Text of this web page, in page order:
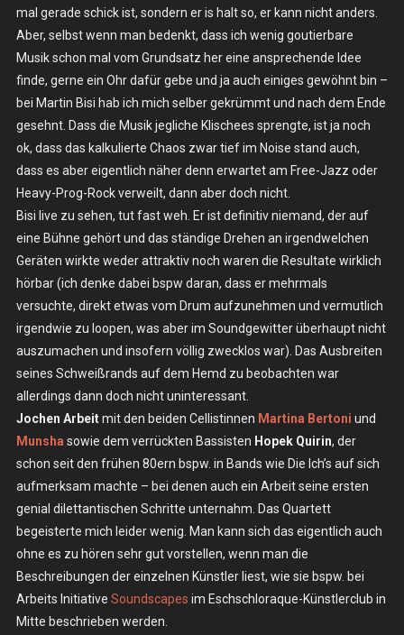
mal gerade schick ist, sondern er is halt so, er kann nicht anders.
Aber, selbst wenn man bedenkt, dass ich wenig goutierbare
Musik schon mal vom Grundsatz her eine ansprechende Idee
finde, gerne ein Ohr dafür gebe und ja auch einiges gewöhnt bin –
bei Martin Bisi hab ich mich selber gekrümmt und nach dem Ende
gesehnt. Dass die Musik jegliche Klischees sprengte, ist ja noch
ok, dass das kalkulierte Chaos zwar tief im Noise stand auch,
dass es aber eigentlich näher denn erwartet am Free-Jazz oder
Heavy-Prog-Rock verweilt, dann aber doch nicht.
Bisi live zu sehen, tut fast weh. Er ist definitiv niemand, der auf
eine Bühne gehört und das ständige Drehen an irgendwelchen
Geräten wirkte weder attraktiv noch waren die Resultate wirklich
hörbar (ich denke dabei bspw daran, dass er mehrmals
versuchte, direkt etwas vom Drum aufzunehmen und vermutlich
irgendwie zu loopen, was aber im Soundgewitter überhaupt nicht
auszumachen und insofern völlig zwecklos war). Das Ausbreiten
seines Schweißrands auf dem Hemd zu beobachten war
allerdings dann doch nicht uninteressant.
Jochen Arbeitmit den beiden Cellistinnen Martina Bertoni und
Munsha sowie dem verrückten Bassisten Hopek Quirin, der
schon seit den frühen 80ern bspw. in Bands wie Die Ich’s auf sich
aufmerksam machte – bei denen auch ein Arbeit seine ersten
genial dilettantischen Schritte unternahm. Das Quartett
begeisterte mich leider wenig. Man kann sich das eigentlich auch
ohne es zu hören sehr gut vorstellen, wenn man die
Beschreibungen der einzelnen Künstler liest, wie sie bspw. bei
Arbeits Initiative Soundscapes im Eschschloraque-Künstlerclub in
Mitte beschrieben werden.